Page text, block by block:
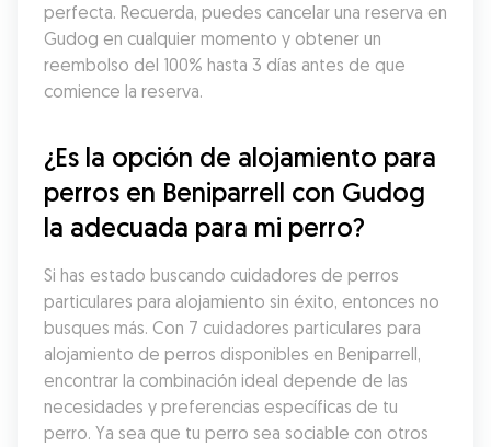
perfecta. Recuerda, puedes cancelar una reserva en
Gudog en cualquier momento y obtener un
reembolso del 100% hasta 3 días antes de que
comience la reserva.
¿Es la opción de alojamiento para
perros en Beniparrell con Gudog
la adecuada para mi perro?
Si has estado buscando cuidadores de perros
particulares para alojamiento sin éxito, entonces no
busques más. Con 7 cuidadores particulares para
alojamiento de perros disponibles en Beniparrell,
encontrar la combinación ideal depende de las
necesidades y preferencias específicas de tu
perro. Ya sea que tu perro sea sociable con otros